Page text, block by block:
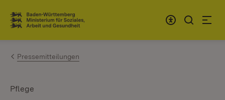
Zum Inhalt springen
Link zur Startseite
Pressemitteilungen
Pflege